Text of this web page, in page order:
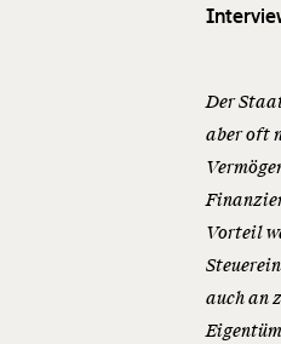
Der
aber oft
Vorteil
auch an